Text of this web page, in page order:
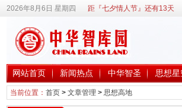
2026年8月6日 星期四 距『七夕情人节』还有13天
网站首页 新闻热点 中华智圣 思想星
当前位置： 首页> 文章管理 > 思想高地